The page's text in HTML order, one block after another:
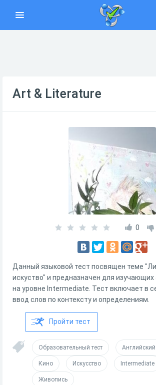
Art & Literature
0
Данный языковой тест посвящен теме
искуство" и предназначен для изучающих
на уровне Intermediate. Тест включает в
ввод слов по контексту и определениям.
Пройти тест
Образовательный тест
Кино Искусство Intermediate
Живопись